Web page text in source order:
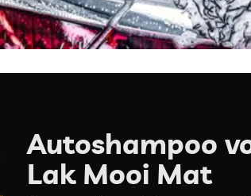
Autoshampoo
Lak Mooi Mat